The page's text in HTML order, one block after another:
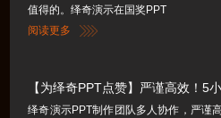
值得的。绎奇演示在国奖PPT
阅读更多
【为绎奇PPT点赞】严谨高效！5
绎奇演示PPT制作团队多人协作，严谨